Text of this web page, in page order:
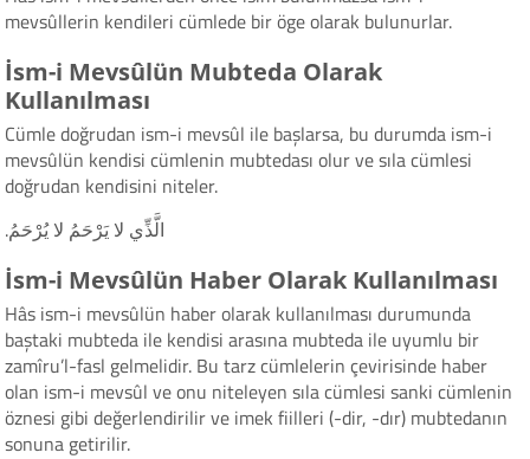
mevsûllerin kendileri cümlede bir öge olarak bulunurlar.
İsm-i Mevsûlün Mubteda Olarak
Kullanılması
Cümle doğrudan ism-i mevsûl ile başlarsa, bu durumda ism-i
mevsûlün kendisi cümlenin mubtedası olur ve sıla cümlesi
doğrudan kendisini niteler.
.الَّذِّي لا يَرْحَمُ لا يُرْحَمُ
İsm-i Mevsûlün Haber Olarak Kullanılması
Hâs ism-i mevsûlün haber olarak kullanılması durumunda
baştaki mubteda ile kendisi arasına mubteda ile uyumlu bir
zamîru’l-fasl gelmelidir. Bu tarz cümlelerin çevirisinde haber
olan ism-i mevsûl ve onu niteleyen sıla cümlesi sanki cümlenin
öznesi gibi değerlendirilir ve imek fiilleri (-dir, -dır) mubtedanın
sonuna getirilir.